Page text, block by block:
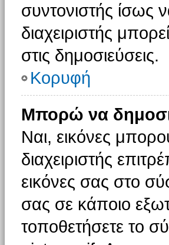
συντονιστής ίσως
διαχειριστής
στις δημοσιεύσεις.
Κορυφή
Μπορώ να
Ναι, εικόνες
διαχειριστής
εικόνες σας στο
σας σε κάποιο
τοποθετήσετε το